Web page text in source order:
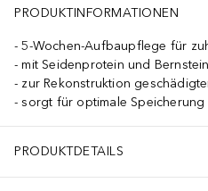
PRODUKTINFORMATIONEN
5-Wochen-Aufbaupflege für
mit Seidenprotein und
zur Rekonstruktion
sorgt für optimale Speicherung
PRODUKTDETAILS